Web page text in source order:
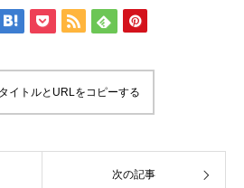
イトルとURLをコピーする
次の記事